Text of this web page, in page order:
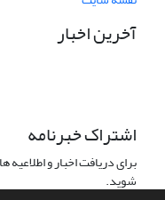
آخرین اخبار
اشتراک خبرنامه
برای دریافت اخبار و
شوید.